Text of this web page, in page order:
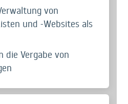
von
und -Websites als
die Vergabe von